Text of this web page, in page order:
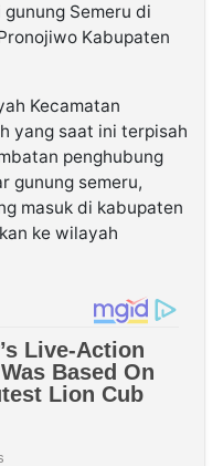
Semeru di
Kabupaten
Kecamatan
yang saat ini terpisah
penghubung
gunung semeru,
masuk di kabupaten
ke wilayah